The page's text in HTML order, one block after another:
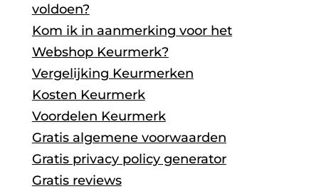
voldoen?
Kom ik in aanmerking voor het
Webshop Keurmerk?
Vergelijking Keurmerken
Kosten Keurmerk
Voordelen Keurmerk
Gratis algemene voorwaarden
Gratis privacy policy generator
Gratis reviews